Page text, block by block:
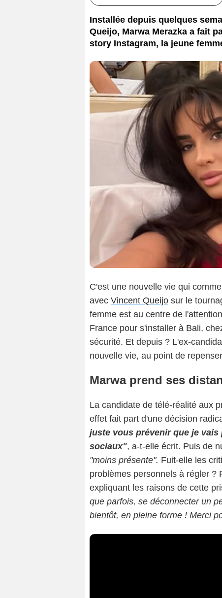
Installée depuis quelques
Queijo, Marwa Merazka a fait
story Instagram, la jeune
C'est une nouvelle vie qui
avec Vincent Queijo sur le
femme est au centre de
France pour s'installer à Bali,
sécurité. Et depuis ? L'ex-
nouvelle vie, au point de
Marwa prend ses
La candidate de télé-réalité aux
effet fait part d'une décision
juste vous prévenir que je
sociaux", a-t-elle écrit. Puis de
"moins présente". Fuit-elle les
problèmes personnels à régler ?
expliquant les raisons de cette
que parfois, se déconnecter un
bientôt, en pleine forme ! Merci